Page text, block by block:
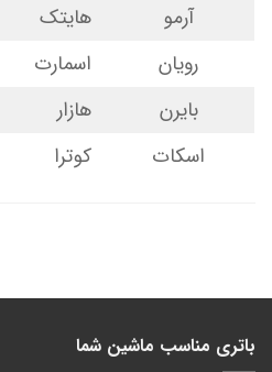
آرمو
هایتک
رویان
اسمارت
بایرن
هازار
اسکات
کوترا
باتری مناسب ماشین شما